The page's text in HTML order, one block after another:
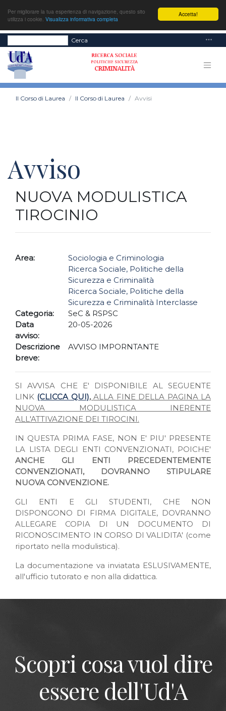
Accetta!
Per migliorare la tua esperienza di navigazione, questo sito
utilizza i cookie. Visualizza informativa completa
Cerca
Il Corso di Laurea Il Corso di Laurea Avvisi
Avviso
NUOVA MODULISTICA
TIROCINIO
Area:
Sociologia e Criminologia
Ricerca Sociale, Politiche della
Sicurezza e Criminalità
Ricerca Sociale, Politiche della
Sicurezza e Criminalità Interclasse
Categoria:
SeC & RSPSC
Data
avviso:
20-05-2026
Descrizione
breve:
AVVISO IMPORNTANTE
SI AVVISA CHE E' DISPONIBILE AL SEGUENTE
LINK (CLICCA QUI),ALLA FINE DELLA PAGINA LA
NUOVA MODULISTICA INERENTE
ALL'ATTIVAZIONE DEI TIROCINI.
IN QUESTA PRIMA FASE, NON E' PIU' PRESENTE
LA LISTA DEGLI ENTI CONVENZIONATI, POICHE'
ANCHE GLI ENTI PRECEDENTEMENTE
CONVENZIONATI, DOVRANNO STIPULARE
NUOVA CONVENZIONE.
GLI ENTI E GLI STUDENTI, CHE NON
DISPONGONO DI FIRMA DIGITALE, DOVRANNO
ALLEGARE COPIA DI UN DOCUMENTO DI
RICONOSCIMENTO IN CORSO DI VALIDITA' (come
riportato nella modulistica).
La documentazione va inviatata ESLUSIVAMENTE,
all'ufficio tutorato e non alla didattica.
Scopri cosa vuol dire
essere dell'Ud'A